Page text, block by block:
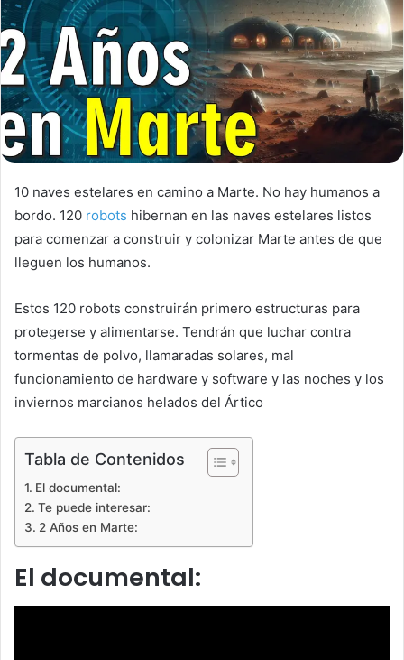
10 naves estelares en camino a Marte. No hay humanos a
bordo. 120 robots hibernan en las naves estelares listos
para comenzar a construir y colonizar Marte antes de que
lleguen los humanos.
Estos 120 robots construirán primero estructuras para
protegerse y alimentarse. Tendrán que luchar contra
tormentas de polvo, llamaradas solares, mal
funcionamiento de hardware y software y las noches y los
inviernos marcianos helados del Ártico
Tabla de Contenidos
El documental:
Te puede interesar:
2 Años en Marte:
El documental: